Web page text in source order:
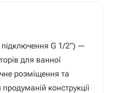
G 1/2") —
для ванної
розміщення та
конструкції